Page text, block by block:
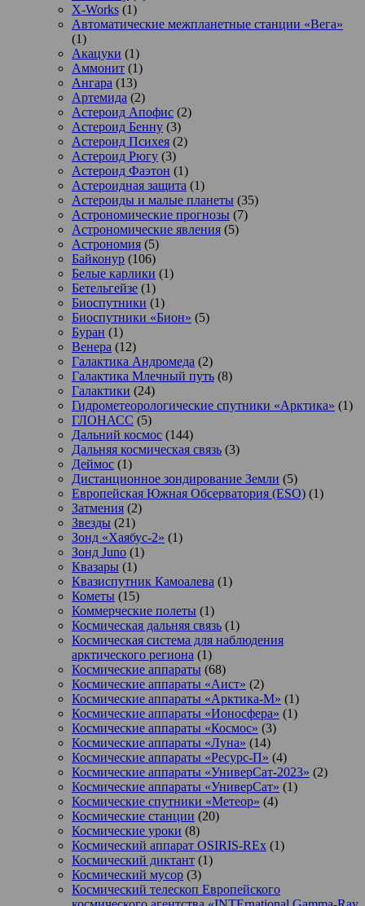
X-Works (1)
Автоматические межпланетные станции «Вега»
(1)
Акацуки (1)
Аммонит (1)
Ангара (13)
Артемида (2)
Астероид Апофис (2)
Астероид Бенну (3)
Астероид Психея (2)
Астероид Рюгу (3)
Астероид Фаэтон (1)
Астероидная защита (1)
Астероиды и малые планеты (35)
Астрономические прогнозы (7)
Астрономические явления (5)
Астрономия (5)
Байконур (106)
Белые карлики (1)
Бетельгейзе (1)
Биоспутники (1)
Биоспутники «Бион» (5)
Буран (1)
Венера (12)
Галактика Андромеда (2)
Галактика Млечный путь (8)
Галактики (24)
Гидрометеорологические спутники «Арктика» (1)
ГЛОНАСС (5)
Дальний космос (144)
Дальняя космическая связь (3)
Деймос (1)
Дистанционное зондирование Земли (5)
Европейская Южная Обсерватория (ESO) (1)
Затмения (2)
Звезды (21)
Зонд «Хаябус-2» (1)
Зонд Juno (1)
Квазары (1)
Квазиспутник Камоалева (1)
Кометы (15)
Коммерческие полеты (1)
Космическая дальняя связь (1)
Космическая система для наблюдения
арктического региона (1)
Космические аппараты (68)
Космические аппараты «Аист» (2)
Космические аппараты «Арктика-М» (1)
Космические аппараты «Ионосфера» (1)
Космические аппараты «Космос» (3)
Космические аппараты «Луна» (14)
Космические аппараты «Ресурс-П» (4)
Космические аппараты «УниверСат-2023» (2)
Космические аппараты «УниверСат» (1)
Космические спутники «Метеор» (4)
Космические станции (20)
Космические уроки (8)
Космический аппарат OSIRIS-REx (1)
Космический диктант (1)
Космический мусор (3)
Космический телескоп Европейского